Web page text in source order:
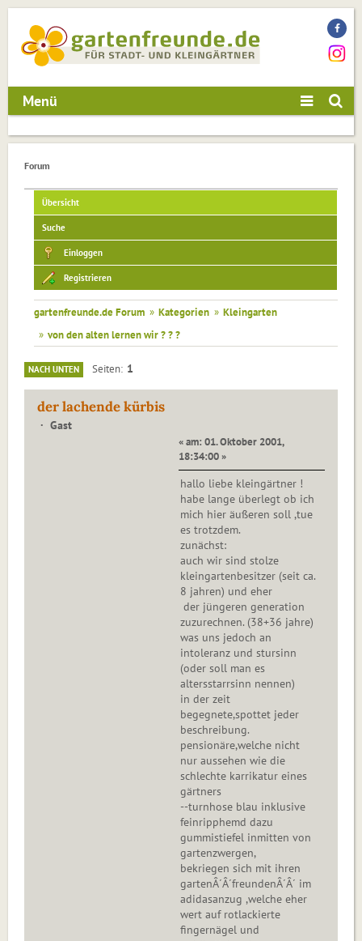
Menü
Forum
Übersicht
Suche
Einloggen
Registrieren
gartenfreunde.de Forum » Kategorien » Kleingarten
» von den alten lernen wir ? ? ?
NACH UNTEN Seiten 1
der lachende kürbis
Gast
« am: 01. Oktober 2001,
18:34:00 »
hallo liebe kleingärtner !
habe lange überlegt ob ich
mich hier äußeren soll ,tue
es trotzdem.
zunächst:
auch wir sind stolze
kleingartenbesitzer (seit ca.
8 jahren) und eher
der jüngeren generation
zuzurechnen. (38+36 jahre)
was uns jedoch an
intoleranz und stursinn
(oder soll man es
altersstarrsinn nennen)
in der zeit
begegnete,spottet jeder
beschreibung.
pensionäre,welche nicht
nur aussehen wie die
schlechte karrikatur eines
gärtners
--turnhose blau inklusive
feinripphemd dazu
gummistiefel inmitten von
gartenzwergen,
bekriegen sich mit ihren
gartenÂ´Â´freundenÂ´Â´ im
adidasanzug ,welche eher
wert auf rotlackierte
fingernägel und